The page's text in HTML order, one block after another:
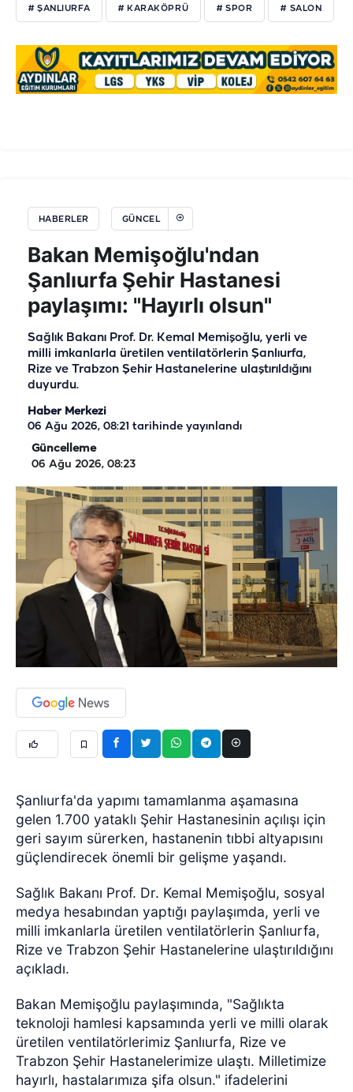
# ŞANLIURFA # KARAKÖPRÜ # SPOR # SALON
HABERLER GÜNCEL
Bakan Memişoğlu'ndan
Şanlıurfa Şehir Hastanesi
paylaşımı: "Hayırlı olsun"
Sağlık Bakanı Prof. Dr. Kemal Memişoğlu, yerli ve
milli imkanlarla üretilen ventilatörlerin Şanlıurfa,
Rize ve Trabzon Şehir Hastanelerine ulaştırıldığını
duyurdu.
Haber Merkezi
06 Ağu 2026, 08:21 tarihinde yayınlandı
Güncelleme
06 Ağu 2026, 08:23
Şanlıurfa'da yapımı tamamlanma aşamasına
gelen 1.700 yataklı Şehir Hastanesinin açılışı için
geri sayım sürerken, hastanenin tıbbi altyapısını
güçlendirecek önemli bir gelişme yaşandı.
Sağlık Bakanı Prof. Dr. Kemal Memişoğlu, sosyal
medya hesabından yaptığı paylaşımda, yerli ve
milli imkanlarla üretilen ventilatörlerin Şanlıurfa,
Rize ve Trabzon Şehir Hastanelerine ulaştırıldığını
açıkladı.
Bakan Memişoğlu paylaşımında, "Sağlıkta
teknoloji hamlesi kapsamında yerli ve milli olarak
üretilen ventilatörlerimiz Şanlıurfa, Rize ve
Trabzon Şehir Hastanelerimize ulaştı. Milletimize
hayırlı, hastalarımıza şifa olsun." ifadelerini